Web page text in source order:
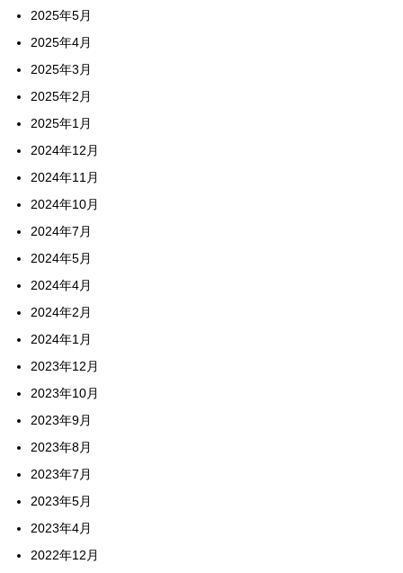
2025年5月
2025年4月
2025年3月
2025年2月
2025年1月
2024年12月
2024年11月
2024年10月
2024年7月
2024年5月
2024年4月
2024年2月
2024年1月
2023年12月
2023年10月
2023年9月
2023年8月
2023年7月
2023年5月
2023年4月
2022年12月